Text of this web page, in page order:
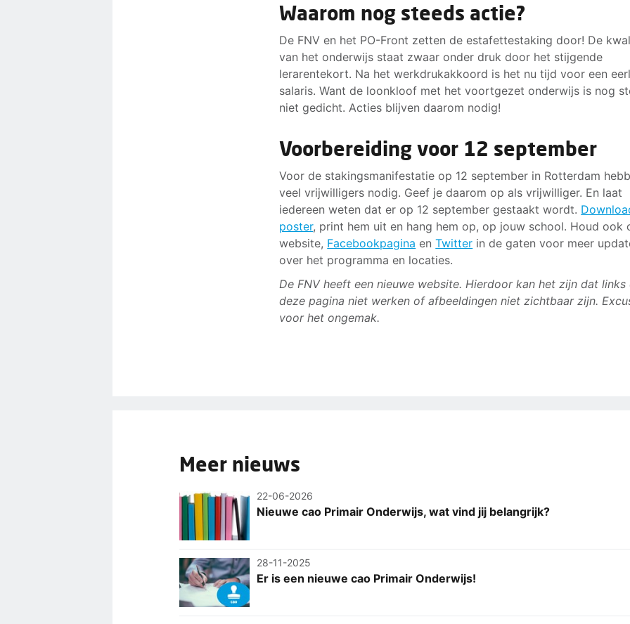
Waarom nog steeds actie?
De FNV en het PO-Front zetten de estafettestaking door! De
van het onderwijs staat zwaar onder druk door het stijgende
lerarentekort. Na het werkdrukakkoord is het nu tijd voor een
salaris. Want de loonkloof met het voortgezet onderwijs is nog
niet gedicht. Acties blijven daarom nodig!
Voorbereiding voor 12 september
Voor de stakingsmanifestatie op 12 september in Rotterdam
veel vrijwilligers nodig. Geef je daarom op als vrijwilliger. En laat
iedereen weten dat er op 12 september gestaakt wordt.
poster, print hem uit en hang hem op, op jouw school. Houd ook
website, Facebookpagina enTwitter in de gaten voor meer
over het programma en locaties.
De FNV heeft een nieuwe website. Hierdoor kan het zijn dat links
deze pagina niet werken of afbeeldingen niet zichtbaar zijn.
voor het ongemak.
Meer nieuws
22-06-2026
Nieuwe cao Primair Onderwijs, wat vind jij belangrijk?
28-11-2025
Er is een nieuwe cao Primair Onderwijs!